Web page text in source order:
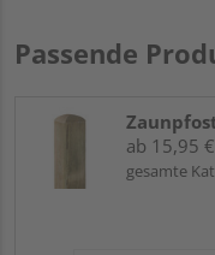
Passende
ab 15,95
gesamte